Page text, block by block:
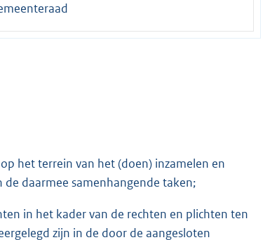
het terrein van het (doen) inzamelen en
daarmee samenhangende taken;
in het kader van de rechten en plichten ten
zijn in de door de aangesloten